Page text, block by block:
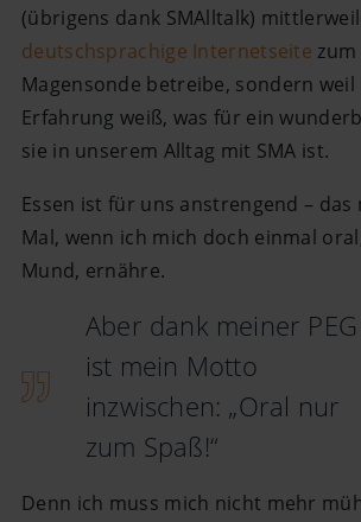
(übrigens dank SMAlltalk)
deutschsprachige Internetseite
Magensonde betreibe, sondern weil
Erfahrung weiß, was für ein
sie in unserem Alltag mit SMA ist.
Essen ist für uns anstrengend – das
Mal, wenn ich mich doch einmal
Mund, ernähre.
Aber dank meiner PEG
ist mein Motto
inzwischen: „Oral nur
zum Spaß!“
Denn ich muss mich nicht mehr